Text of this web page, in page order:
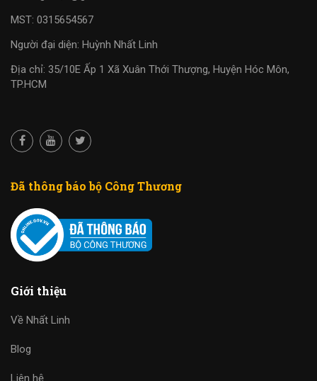
MST: 0315654567
Người đại diện: Huỳnh Nhất Linh
Địa chỉ: 35/10E Ấp 1 Xã Xuân Thới Thượng, Huyện Hóc Môn,
TP.HCM
Đã thông báo bộ Công Thương
Giới thiệu
Về Nhất Linh
Blog